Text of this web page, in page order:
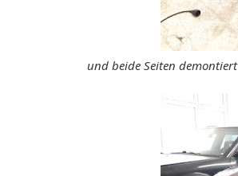
und beide Seiten demontiert